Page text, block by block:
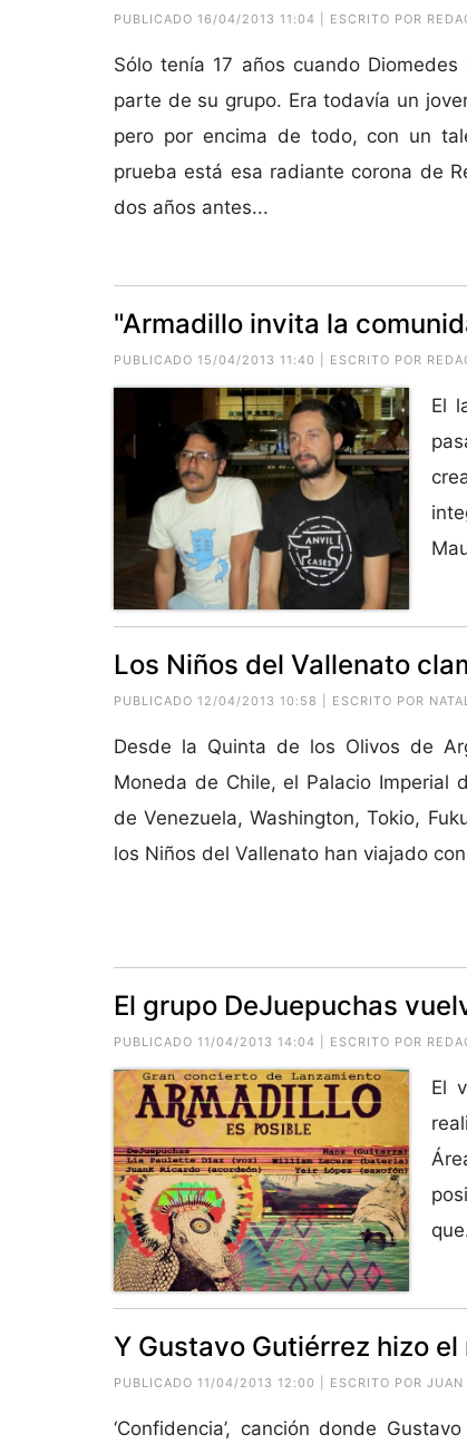
PUBLICADO 16/04/2013 11:04 | ESCRITO POR
Sólo tenía 17 años cuando
parte de su grupo. Era todavía un
pero por encima de todo, con un
prueba está esa radiante corona de
dos años antes...
"Armadillo invita la
PUBLICADO 15/04/2013 11:40 | ESCRITO POR
El
Los Niños del Vallenato
PUBLICADO 12/04/2013 10:58 | ESCRITO POR
Desde la Quinta de los Olivos de
Moneda de Chile, el Palacio Imperial
de Venezuela, Washington, Tokio,
los Niños del Vallenato han viajado
El grupo DeJuepuchas
PUBLICADO 11/04/2013 14:04 | ESCRITO POR
El
Y Gustavo Gutiérrez hizo
PUBLICADO 11/04/2013 12:00 | ESCRITO POR JUAN
‘Confidencia’, canción donde